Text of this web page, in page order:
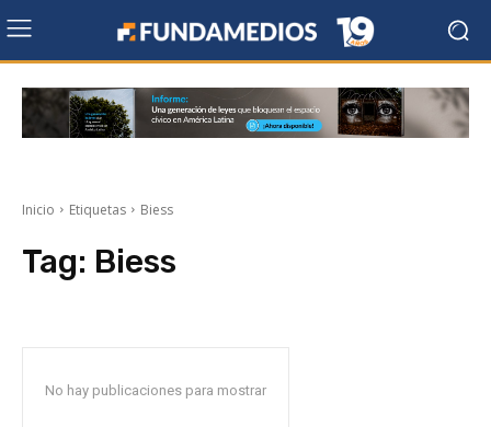
Inicio Etiquetas Biess
Tag: Biess
No hay publicaciones para mostrar